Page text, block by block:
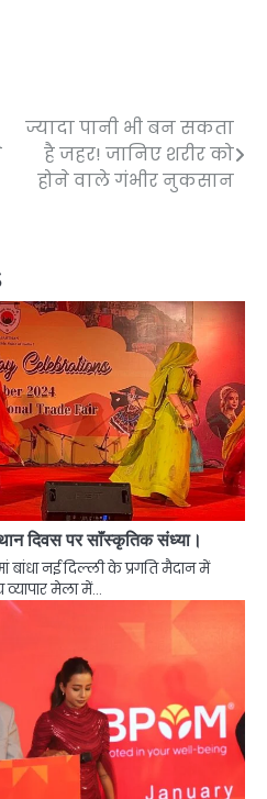
ज्यादा पानी भी बन सकता
है जहर! जानिए शरीर को
होने वाले गंभीर नुकसान
दिवस पर साॅंस्कृतिक संध्या।
नई दिल्ली के प्रगति मैदान में
व्यापार मेला में…